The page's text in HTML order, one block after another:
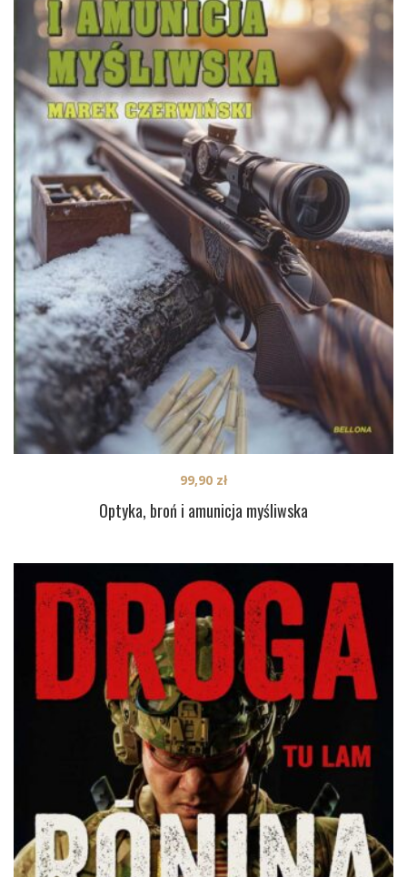
Optyka, broń i amunicja myśliwska
99,90 zł